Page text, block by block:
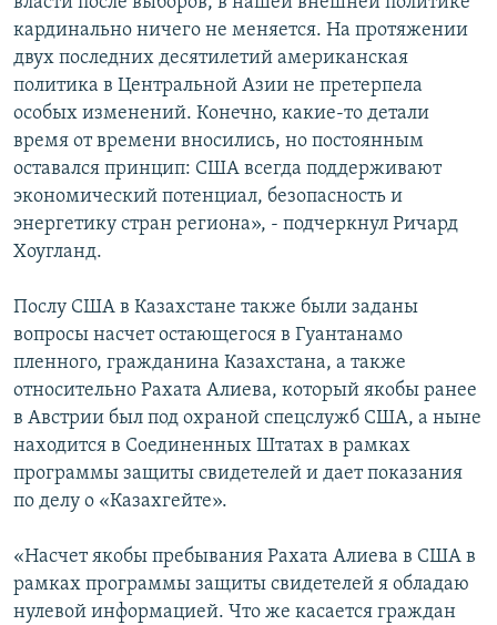
кардинально ничего не меняется. На протяжении
двух последних десятилетий американская
политика в Центральной Азии не претерпела
особых изменений. Конечно, какие-то детали
время от времени вносились, но постоянным
оставался принцип: США всегда поддерживают
экономический потенциал, безопасность и
энергетику стран региона», - подчеркнул Ричард
Хоугланд.
Послу США в Казахстане также были заданы
вопросы насчет остающегося в Гуантанамо
пленного, гражданина Казахстана, а также
относительно Рахата Алиева, который якобы ранее
в Австрии был под охраной спецслужб США, а ныне
находится в Соединенных Штатах в рамках
программы защиты свидетелей и дает показания
по делу о «Казахгейте».
«Насчет якобы пребывания Рахата Алиева в США в
рамках программы защиты свидетелей я обладаю
нулевой информацией. Что же касается граждан